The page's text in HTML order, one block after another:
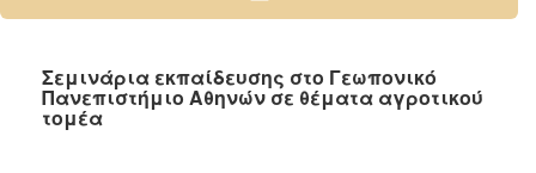
Ηλεκτρονική
Διακυβέρνηση
Σχολικές
Σεμινάρια εκπαίδευσης στο Γεωπονικό
Πανεπιστήμιο Αθηνών σε θέματα αγροτικού
τομέα